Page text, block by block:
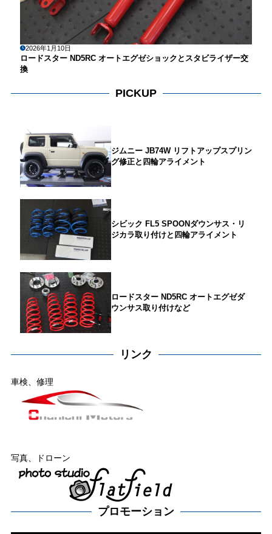
2026年1月10日
ロードスター ND5RC オートエグゼショックとスタビライザー交
換
PICKUP
ジムニー JB74W リフトアップスプリン
グ修正と四輪アライメント
シビック FL5 SPOONダウンサス・リ
ジカラ取り付けと四輪アライメント
ロードスター ND5RC オートエグゼダ
ウンサス取り付けなど
リンク
車検、修理
写真、ドローン
プロモーション